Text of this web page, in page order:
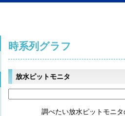
時系列グラフ
放水ピットモニタ
調べたい放水ピットモニ